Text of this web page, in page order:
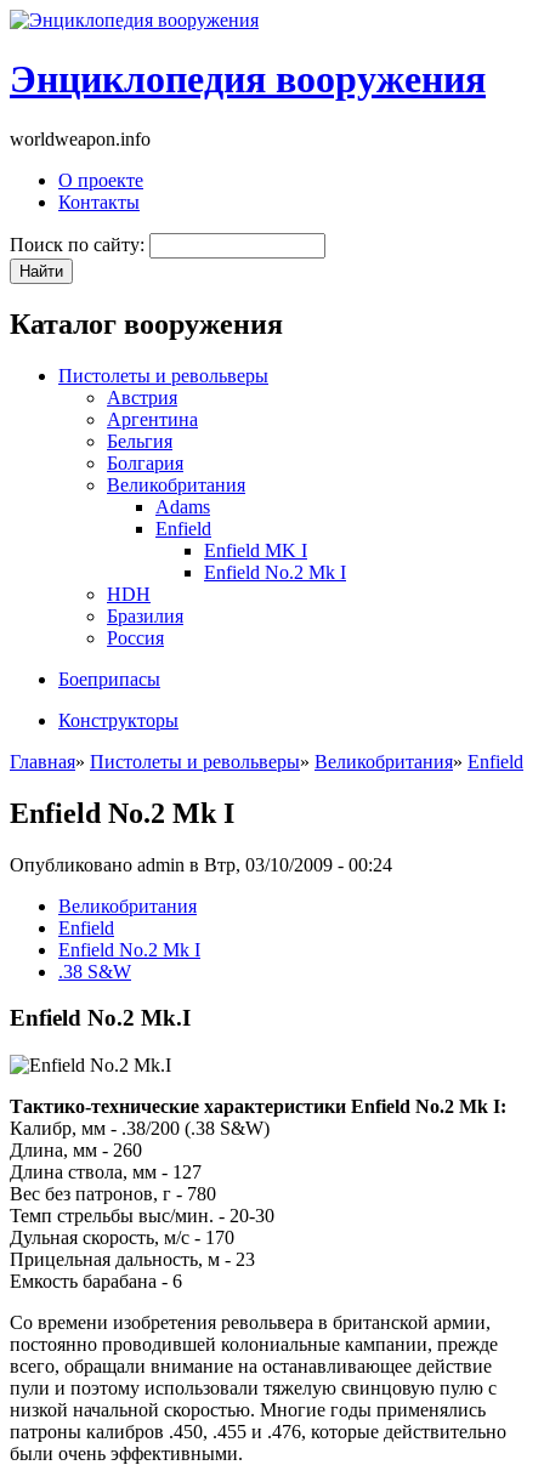
Энциклопедия вооружения
worldweapon.info
О проекте
Контакты
Поиск по сайту:
Каталог вооружения
Пистолеты и револьверы
Австрия
Аргентина
Бельгия
Болгария
Великобритания
Adams
Enfield
Enfield MK I
Enfield No.2 Mk I
HDH
Бразилия
Россия
Боеприпасы
Конструкторы
Главная» Пистолеты и револьверы» Великобритания» Enfield
Enfield No.2 Mk I
Опубликовано admin в Втр, 03/10/2009 - 00:24
Великобритания
Enfield
Enfield No.2 Mk I
.38 S&W
Enfield No.2 Mk.I
Тактико-технические характеристики Enfield No.2 Mk I:
Калибр, мм - .38/200 (.38 S&W)
Длина, мм - 260
Длина ствола, мм - 127
Вес без патронов, г - 780
Темп стрельбы выс/мин. - 20-30
Дульная скорость, м/с - 170
Прицельная дальность, м - 23
Емкость барабана - 6
Со времени изобретения револьвера в британской армии,
постоянно проводившей колониальные кампании, прежде
всего, обращали внимание на останавливающее действие
пули и поэтому использовали тяжелую свинцовую пулю с
низкой начальной скоростью. Многие годы применялись
патроны калибров .450, .455 и .476, которые действительно
были очень эффективными.